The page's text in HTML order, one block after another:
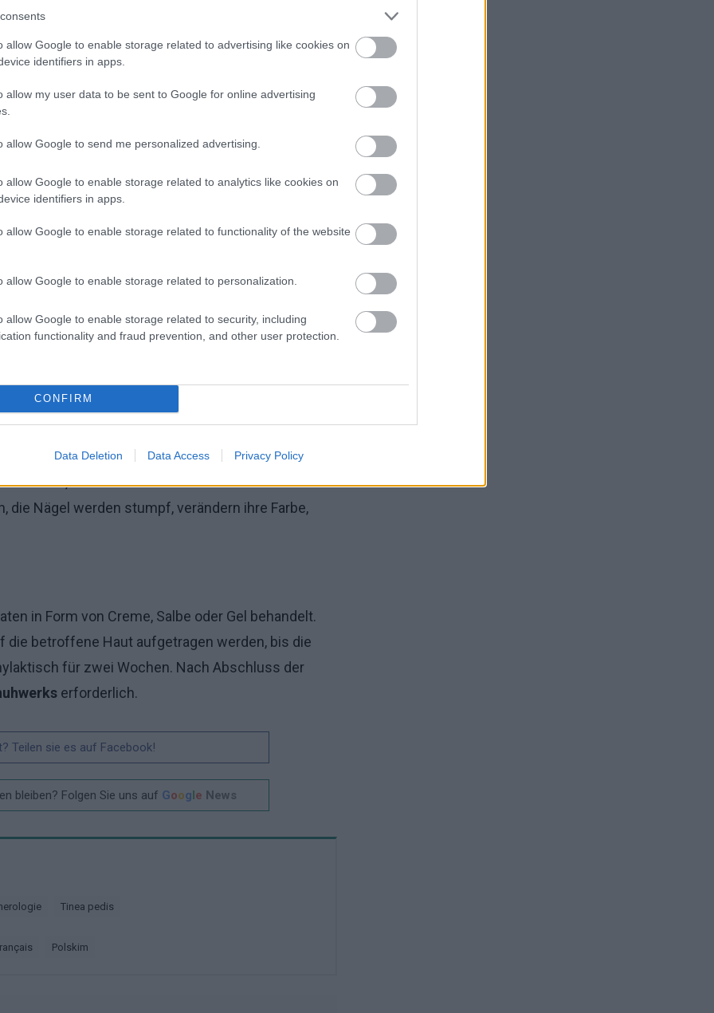
allow Google to enable storage related to advertising like cookies on
identifiers in apps.
allow my user data to be sent to Google for online advertising
allow Google to send me personalized advertising.
allow Google to enable storage related to analytics like cookies on
identifiers in apps.
allow Google to enable storage related to functionality of the website
allow Google to enable storage related to personalization.
allow Google to enable storage related to security, including
functionality and fraud prevention, and other user protection.
CONFIRM
Data Deletion Data Access Privacy Policy
engen, schlecht belüfteten Schuhen. Vermeiden
keine ausreichende Belüftung zulassen, oder
und fünften Zeh auf. Im fortgeschrittenen
Haut, Schmerzen und Brennen an den
die Nägel werden stumpf, verändern ihre Farbe,
in Form von Creme, Salbe oder Gel behandelt.
betroffene Haut aufgetragen werden, bis die
für zwei Wochen. Nach Abschluss der
erforderlich.
Teilen sie es auf Facebook!
bleiben? Folgen Sie uns auf Google News
Tinea pedis
français polskim